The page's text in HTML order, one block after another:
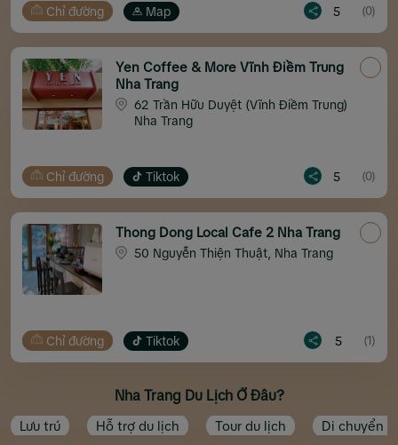
Chỉ đường Map 5 (0)
Yen Coffee & More Vĩnh Điềm Trung
Nha Trang
62 Trần Hữu Duyệt (Vĩnh Điềm Trung)
Nha Trang
Chỉ đường Tiktok 5 (0)
Thong Dong Local Cafe 2 Nha Trang
50 Nguyễn Thiện Thuật, Nha Trang
Chỉ đường Tiktok 5 (1)
Nha Trang Du Lịch Ở Đâu?
Lưu trú Hỗ trợ du lịch Tour du lịch Di chuyển